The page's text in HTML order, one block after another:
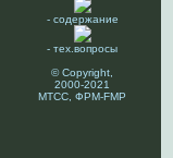
- содержание
- тех.вопросы
© Copyright,
2000-2021
МТСС, ФРМ-FMP